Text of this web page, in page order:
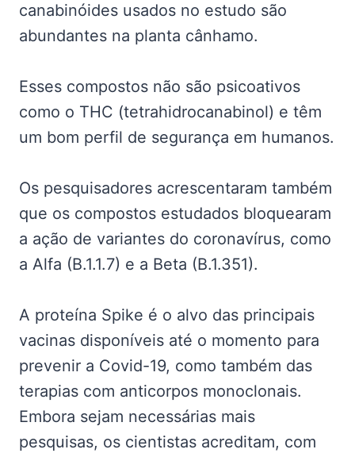
canabinóides usados no estudo são
abundantes na planta cânhamo.
Esses compostos não são psicoativos
como o THC (tetrahidrocanabinol) e têm
um bom perfil de segurança em humanos.
Os pesquisadores acrescentaram também
que os compostos estudados bloquearam
a ação de variantes do coronavírus, como
a Alfa (B.1.1.7) e a Beta (B.1.351).
A proteína Spike é o alvo das principais
vacinas disponíveis até o momento para
prevenir a Covid-19, como também das
terapias com anticorpos monoclonais.
Embora sejam necessárias mais
pesquisas, os cientistas acreditam, com